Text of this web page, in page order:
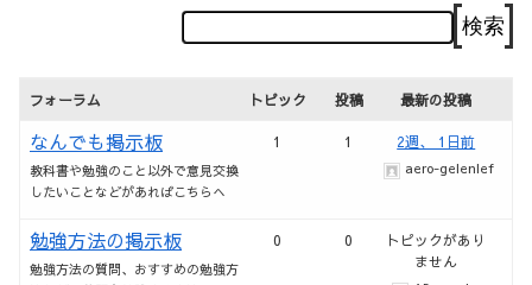
フォーラム トピック 投稿 最新の投稿
なんでも掲示板
教科書や勉強のこと以外で意見交換
したいことなどがあればこちらへ
1 1 2週、 1日前
aero-gelenlef
勉強方法の掲示板
勉強方法の質問、おすすめの勉強方
0 0
トピックがあり
ません